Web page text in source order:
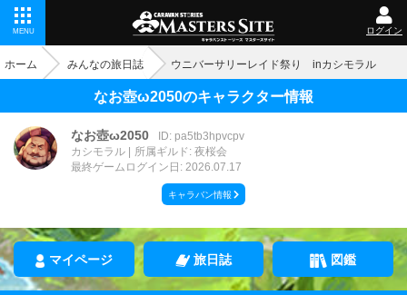
MENU ログイン
ホーム みんなの旅日誌 ウニバーサリーレイド祭り inカシモラル
なお壺ω2050のキャラクター情報
なお壺ω2050
ID: pa5tb3hpvcpv
カシモラル
所属ギルド: 夜桜会
最終ゲームログイン日: 2026.07.17
キャラバン情報
マイページ 旅日誌 図鑑